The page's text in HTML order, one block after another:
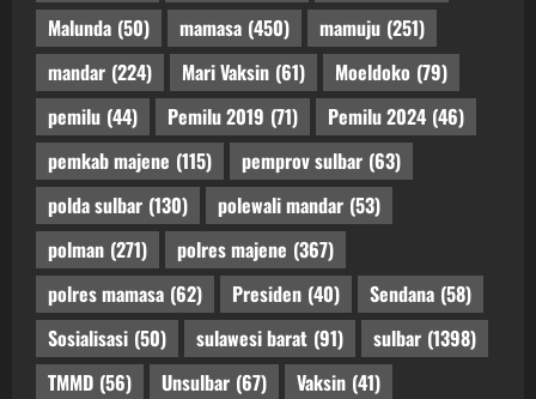
Malunda (50) mamasa (450) mamuju (251)
mandar (224) Mari Vaksin (61) Moeldoko (79)
pemilu (44) Pemilu 2019 (71) Pemilu 2024 (46)
pemkab majene (115) pemprov sulbar (63)
polda sulbar (130) polewali mandar (53)
polman (271) polres majene (367)
polres mamasa (62) Presiden (40) Sendana (58)
Sosialisasi (50) sulawesi barat (91) sulbar (1398)
TMMD (56) Unsulbar (67) Vaksin (41)